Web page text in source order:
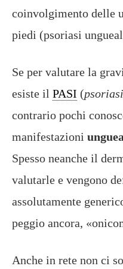
coinvolgimento delle
piedi (psoriasi
Se per valutare la
esiste il PASI (
contrario pochi
manifestazioni
Spesso neanche il
valutarle e vengono
assolutamente
peggio ancora,
Anche in rete non ci